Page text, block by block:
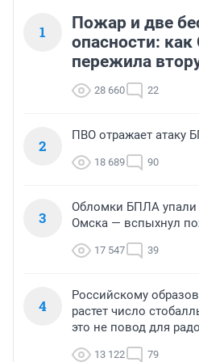
1
Пожар и две
опасности:
пережила
28 660 22
2
ПВО отражает атаку
18 689 90
3
Обломки БПЛА упали
Омска — вспыхнул
17 547 39
4
Российскому
растет число
это не повод для
13 122 79